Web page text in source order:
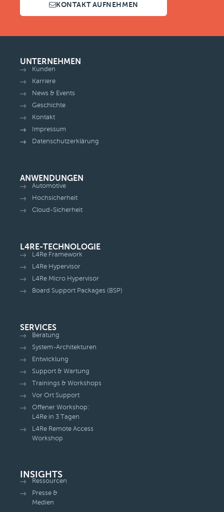
KONTAKT AUFNEHMEN
UNTERNEHMEN
Kunden
Karriere
News & Events
Geschichte
Kontakt
Impressum
Datenschutzerklärung
ANWENDUNGEN
Automotive
Hochsicherheit
Cloud-Sicherheit
L4RE-TECHNOLOGIE
L4Re Framework
L4Re Hypervisor
L4Re Micro Hypervisor
Board Support Packages (BSP)
SERVICES
Beratung
System-Architekturen
Entwicklung
Support & Wartung
Trainings & Workshops
Vor Ort Support
Offener Workshop:
L4Re in 3 Tagen
L4Re Remote Access
Workshop
INSIGHTS
Ressourcen
Presse &
Medien